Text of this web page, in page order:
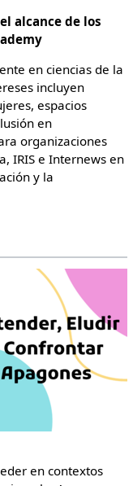
alcance de los
en ciencias de la
incluyen
espacios
en
organizaciones
IRIS e Internews en
y la
en contextos